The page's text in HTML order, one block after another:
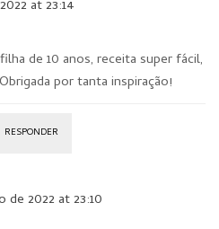
at 23:14
de 10 anos, receita super fácil,
por tanta inspiração!
RESPONDER
de 2022 at 23:10